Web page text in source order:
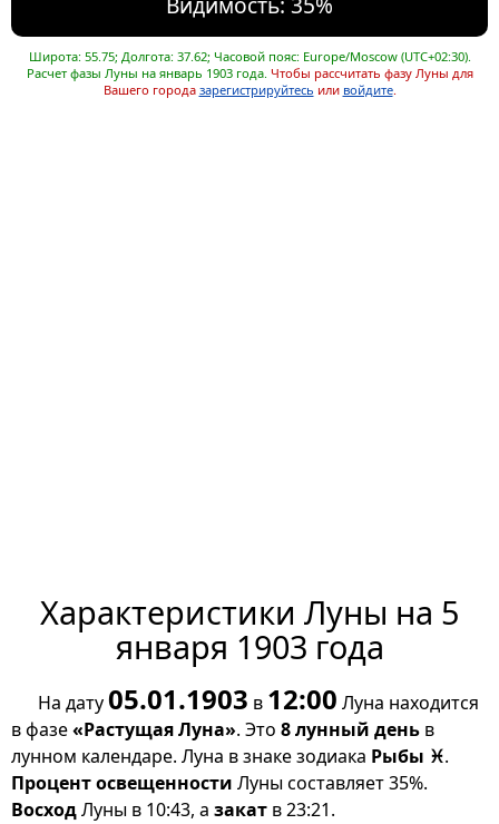
Широта: 55.75; Долгота: 37.62; Часовой пояс: Europe/Moscow (UTC+02:30).
Расчет фазы Луны на январь 1903 года. Чтобы рассчитать фазу Луны для
Вашего города зарегистрируйтесь или войдите.
Характеристики Луны на 5
января 1903 года
На дату05.01.1903 в 12:00 Луна находится
в фазе«Растущая Луна». Это 8 лунный день в
лунном календаре. Луна в знаке зодиака Рыбы ♓.
Процент освещенности Луны составляет 35%.
ВосходЛуны в 10:43, а закат в 23:21.